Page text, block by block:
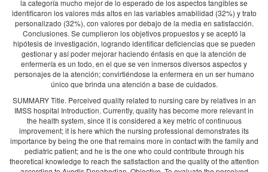
la categoría mucho mejor de lo esperado de los aspectos tangibles se
identificaron los valores más altos en las variables amabilidad (32%) y trato
personalizado (32%), con valores por debajo de la media en satisfacción.
Conclusiones. Se cumplieron los objetivos propuestos y se aceptó la
hipótesis de investigación, logrando identificar deficiencias que se pueden
gestionar y así poder mejorar haciendo énfasis en que la atención de
enfermería es un todo, en el que se ven inmersos diversos aspectos y
personajes de la atención; convirtiéndose la enfermera en un ser humano
único que brinda una atención a base de cuidados.
SUMMARY Title. Perceived quality related to nursing care by relatives in an
IMSS hospital Introduction. Currently, quality has become more relevant in
the health system, since it is considered a key metric of continuous
improvement; it is here which the nursing professional demonstrates its
importance by being the one that remains more in contact with the family and
pediatric patient; and he is the one who could contribute through his
theoretical knowledge to reach the satisfaction and the quality of the attention